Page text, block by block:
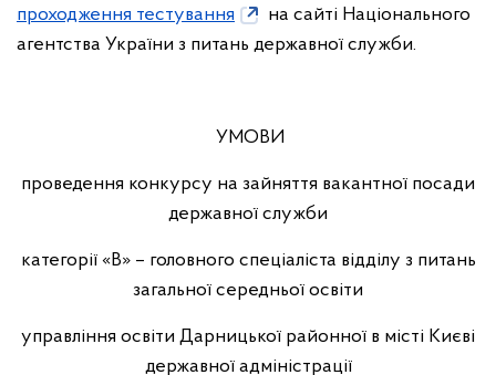
проходження тестування
на сайті Національного
агентства України з питань державної служби.
УМОВИ
проведення конкурсу на зайняття вакантної посади
державної служби
категорії «В» – головного спеціаліста відділу з питань
загальної середньої освіти
управління освіти Дарницької районної в місті Києві
державної адміністрації